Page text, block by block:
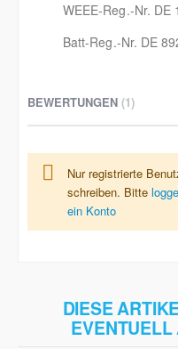
WEEE-Reg.-Nr. DE
Batt-Reg.-Nr. DE
BEWERTUNGEN 1
Nur registrierte
schreiben. Bitte
ein Konto
DIESE